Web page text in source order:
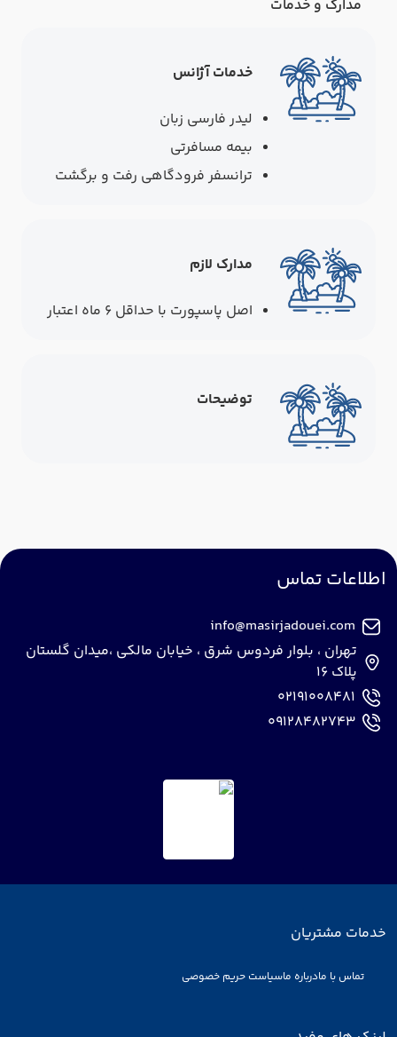
مدارک و خدمات
خدمات آژانس
لیدر فارسی زبان
بیمه مسافرتی
ترانسفر فرودگاهی رفت و برگشت
مدارک لازم
اصل پاسپورت با حداقل ۶ ماه اعتبار
توضیحات
خدمات مشتریان
تماس با مادرباره ماسیاست حریم خصوصی
اطلاعات تماس
info@masirjadouei.com
تهران ، بلوار فردوس شرق ، خیابان مالکی ،میدان گلستان
پلاک 16
02191008481
09128482743